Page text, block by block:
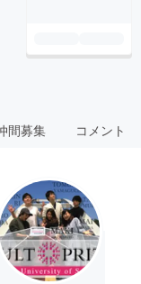
間募集 コメント